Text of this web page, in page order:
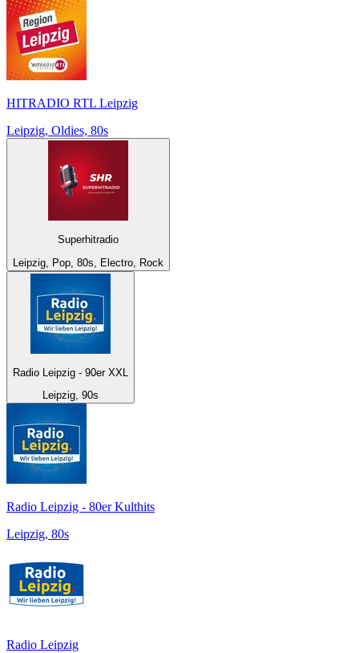
HITRADIO RTL Leipzig
Leipzig, Oldies, 80s
Superhitradio
Leipzig, Pop, 80s, Electro, Rock
Radio Leipzig - 90er XXL
Leipzig, 90s
Radio Leipzig - 80er Kulthits
Leipzig, 80s
Radio Leipzig